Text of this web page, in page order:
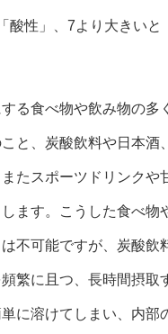
酸性」、7より大きいと
る食べ物や飲み物の多
と、炭酸飲料や日本酒
たスポーツドリンクや
ます。こうした食べ物
不可能ですが、炭酸飲
繁に且つ、長時間摂取
に溶けてしまい、内部